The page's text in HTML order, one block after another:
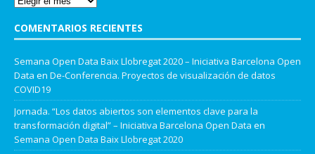
COMENTARIOS RECIENTES
Semana Open Data Baix Llobregat 2020 – Iniciativa Barcelona Open
Data en De-Conferencia. Proyectos de visualización de datos
COVID19
Jornada. “Los datos abiertos son elementos clave para la
transformación digital” – Iniciativa Barcelona Open Data en
Semana Open Data Baix Llobregat 2020